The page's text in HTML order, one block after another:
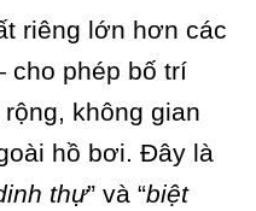
riêng lớn hơn các
phép bố trí
không gian
hồ bơi. Đây là
thự” và “biệt